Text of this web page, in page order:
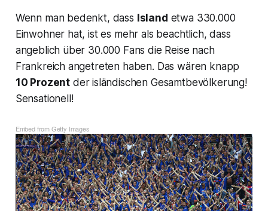
Wenn man bedenkt, dass Island etwa 330.000
Einwohner hat, ist es mehr als beachtlich, dass
angeblich über 30.000 Fans die Reise nach
Frankreich angetreten haben. Das wären knapp
10 Prozent der isländischen Gesamtbevölkerung!
Sensationell!
Embed from Getty Images